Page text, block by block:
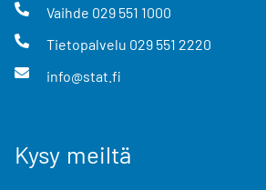
Vaihde 029 551 1000
Tietopalvelu 029 551 2220
info@stat.fi
Kysy meiltä